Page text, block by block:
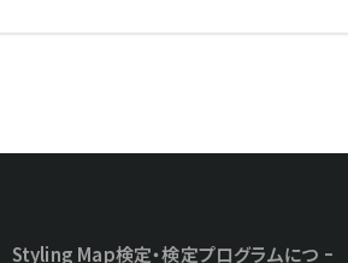
Styling Map検定・検定プログラムにつ